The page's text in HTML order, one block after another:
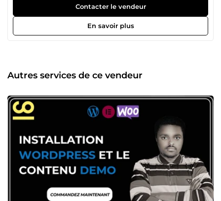
techniques pour créer des sites web puissants, évolutifs et
conviviaux. Mon expertise approfondie et ma
compréhension intuitive des technologies web me
permettent de concevoir des expériences digitales qui ne
suis passionné par la création de sites web performants !
Je me spécialise dans la personnalisation de thèmes
intégrations fluides. Mon objectif est de développer des
sites web à la fois attrayants, faciles à naviguer et
optimisés pour la conversion. Je collabore étroitement
avec mes clients pour m'assurer que leur vision prend vie
tout en respectant les normes et les meilleures pratiques
du web. 🎯 Collaborez avec moi et constatez une
augmentation de l'engagement des utilisateurs et des
ventes pour votre entreprise ! Mon approche de
développement allie parfaitement fonctionnalité et
design, vous offrant un avantage concurrentiel sur le
marché en ligne. 𝗖𝗼𝗺𝗺𝗲𝗻𝘁 𝗽𝗲𝘂𝘅-𝗷𝗲 𝘃𝗼𝘂𝘀 𝗮𝗶𝗱𝗲𝗿 ? 🔸
Contacter le vendeur
En savoir plus
Autres services de ce vendeur